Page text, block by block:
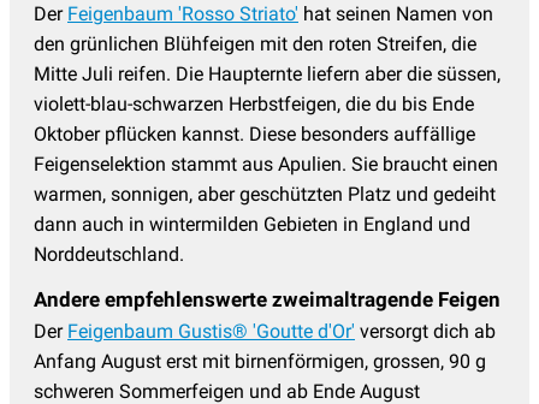
Der Feigenbaum 'Rosso Striato' hat seinen Namen von
den grünlichen Blühfeigen mit den roten Streifen, die
Mitte Juli reifen. Die Haupternte liefern aber die süssen,
violett-blau-schwarzen Herbstfeigen, die du bis Ende
Oktober pflücken kannst. Diese besonders auffällige
Feigenselektion stammt aus Apulien. Sie braucht einen
warmen, sonnigen, aber geschützten Platz und gedeiht
dann auch in wintermilden Gebieten in England und
Norddeutschland.
Andere empfehlenswerte zweimaltragende Feigen
Der Feigenbaum Gustis® 'Goutte d'Or' versorgt dich ab
Anfang August erst mit birnenförmigen, grossen, 90 g
schweren Sommerfeigen und ab Ende August